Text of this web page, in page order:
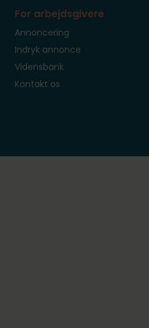
For arbejdsgivere
Annoncering
Indryk annonce
Vidensbank
Kontakt os